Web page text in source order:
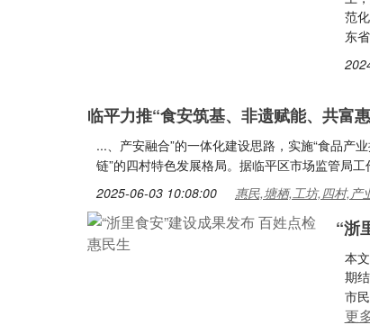
范
东
临平力推“食安筑基、非遗赋能、共富
...、产安融合”的一体化建设思路，实施“食品产
链”的四村特色发展格局。据临平区市场监管局
2025-06-03 10:08:00 惠民,塘栖,工坊,四村,产
“浙
本
期
市
更